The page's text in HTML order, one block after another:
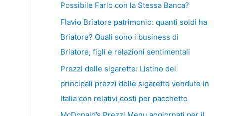
Possibile Farlo con la Stessa Banca?
Flavio Briatore patrimonio: quanti soldi ha
Briatore? Quali sono i business di
Briatore, figli e relazioni sentimentali
Prezzi delle sigarette: Listino dei
principali prezzi delle sigarette vendute in
Italia con relativi costi per pacchetto